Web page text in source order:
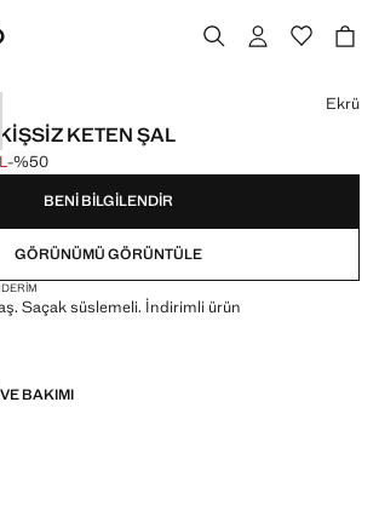
KETEN ŞAL
TL ]
]
-%50
Ekrü
BENI BILGILENDIR
GÖRÜNÜMÜ GÖRÜNTÜLE
Saçak süslemeli. İndirimli ürün
BAKIMI